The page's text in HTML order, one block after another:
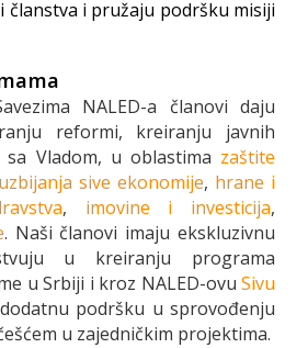
i pružaju podršku misiji
NALED-a članovi daju
reformi, kreiranju javnih
Vladom, u oblastima zaštite
sive ekonomije, hrane i
, imovine i investicija,
. Naši članovi imaju ekskluzivnu
u kreiranju programa
u Srbiji i kroz NALED-ovu Sivu
podršku u sprovođenju
u zajedničkim projektima.